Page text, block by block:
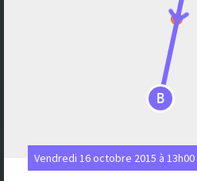
B
Vendredi 16 octobre 2015 à 13h00